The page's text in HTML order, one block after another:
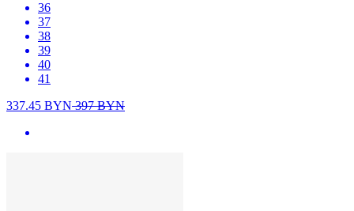
36
37
38
39
40
41
337.45 BYN397BYN